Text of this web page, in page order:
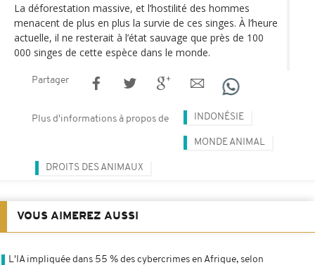
La déforestation massive, et l’hostilité des hommes
menacent de plus en plus la survie de ces singes. À l’heure
actuelle, il ne resterait à l’état sauvage que près de 100
000 singes de cette espèce dans le monde.
Partager
Plus d'informations à propos de INDONÉSIE
MONDE ANIMAL
DROITS DES ANIMAUX
VOUS AIMEREZ AUSSI
L'IA impliquée dans 55 % des cybercrimes en Afrique, selon